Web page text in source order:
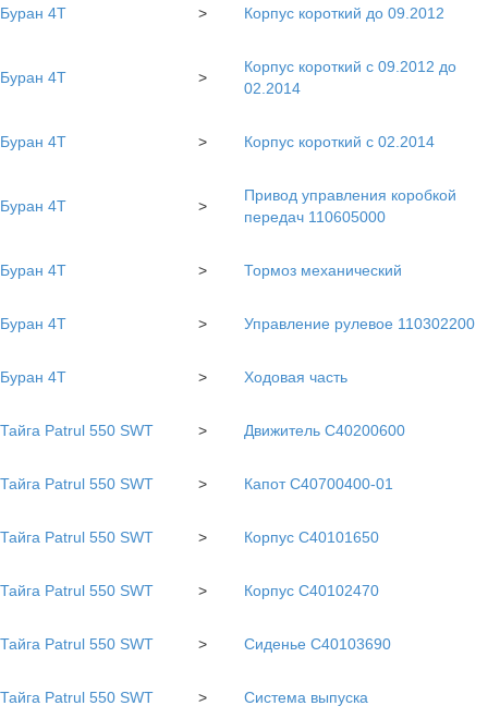
Буран 4Т > Корпус короткий до 09.2012
Буран 4Т >
Корпус короткий с 09.2012 до
02.2014
Буран 4Т > Корпус короткий с 02.2014
Буран 4Т >
Привод управления коробкой
передач 110605000
Буран 4Т > Тормоз механический
Буран 4Т > Управление рулевое 110302200
Буран 4Т > Ходовая часть
Тайга Patrul 550 SWT > Движитель C40200600
Тайга Patrul 550 SWT > Капот С40700400-01
Тайга Patrul 550 SWT > Корпус С40101650
Тайга Patrul 550 SWT > Корпус С40102470
Тайга Patrul 550 SWT > Сиденье С40103690
Тайга Patrul 550 SWT > Система выпуска